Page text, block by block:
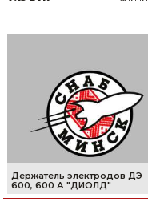
Держатель электродов ДЭ
600, 600 А "ДИОЛД"